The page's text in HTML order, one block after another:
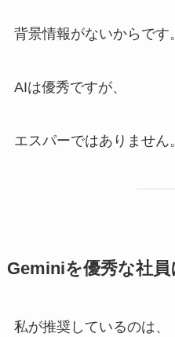
背景情報がないからです。
AIは優秀ですが、
エスパーではありません。
Geminiを優秀な社
私が推奨しているのは、